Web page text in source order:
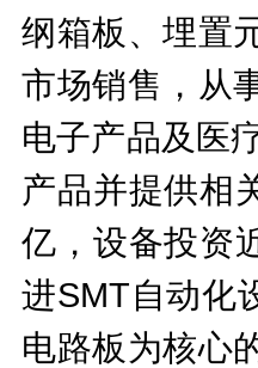
纲箱板、埋置
市场销售，从
电子产品及医
产品并提供相
亿，设备投资
进SMT自动化
电路板为核心